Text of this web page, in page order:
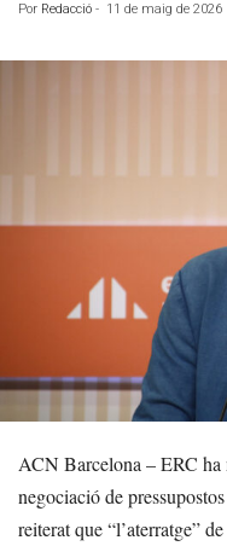
Por Redacció - 11 de maig de 2026
ACN Barcelona – ERC ha
negociació de
reiterat que “l’aterratge”